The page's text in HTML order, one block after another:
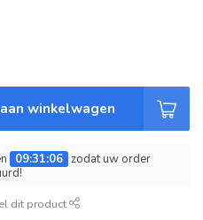
winkelwagen
09:31:06 zodat uw order
dit product